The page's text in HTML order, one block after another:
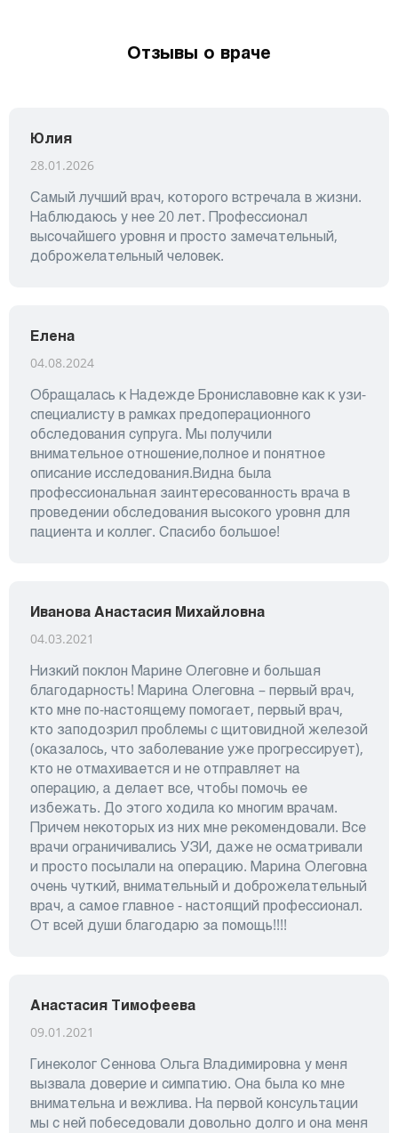
Отзывы о враче
Юлия
28.01.2026
Самый лучший врач, которого встречала в жизни.
Наблюдаюсь у нее 20 лет. Профессионал
высочайшего уровня и просто замечательный,
доброжелательный человек.
Елена
04.08.2024
Обращалась к Надежде Брониславовне как к узи-
специалисту в рамках предоперационного
обследования супруга. Мы получили
внимательное отношение,полное и понятное
описание исследования.Видна была
профессиональная заинтересованность врача в
проведении обследования высокого уровня для
пациента и коллег. Спасибо большое!
Иванова Анастасия Михайловна
04.03.2021
Низкий поклон Марине Олеговне и большая
благодарность! Марина Олеговна – первый врач,
кто мне по-настоящему помогает, первый врач,
кто заподозрил проблемы с щитовидной железой
(оказалось, что заболевание уже прогрессирует),
кто не отмахивается и не отправляет на
операцию, а делает все, чтобы помочь ее
избежать. До этого ходила ко многим врачам.
Причем некоторых из них мне рекомендовали. Все
врачи ограничивались УЗИ, даже не осматривали
и просто посылали на операцию. Марина Олеговна
очень чуткий, внимательный и доброжелательный
врач, а самое главное - настоящий профессионал.
От всей души благодарю за помощь!!!!
Анастасия Тимофеева
09.01.2021
Гинеколог Сеннова Ольга Владимировна у меня
вызвала доверие и симпатию. Она была ко мне
внимательна и вежлива. На первой консультации
мы с ней побеседовали довольно долго и она меня